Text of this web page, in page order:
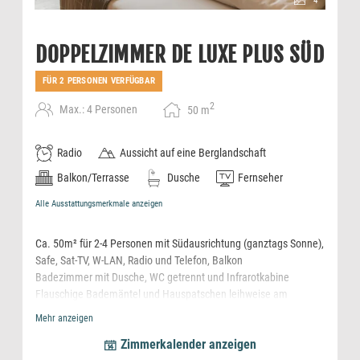
DOPPELZIMMER DE LUXE PLUS SÜD
FÜR 2 PERSONEN VERFÜGBAR
Max.: 4 Personen 50 m2
Radio
Aussicht auf eine Berglandschaft
Balkon/Terrasse
Dusche Fernseher
Alle Ausstattungsmerkmale anzeigen
Ca. 50m² für 2-4 Personen mit Südausrichtung (ganztags Sonne),
Safe, Sat-TV, W-LAN, Radio und Telefon, Balkon
Badezimmer mit Dusche, WC getrennt und Infrarotkabine
Flauschige Bademäntel und Hauspatschen leihweise am
Mehr anzeigen
Zimmerkalender anzeigen